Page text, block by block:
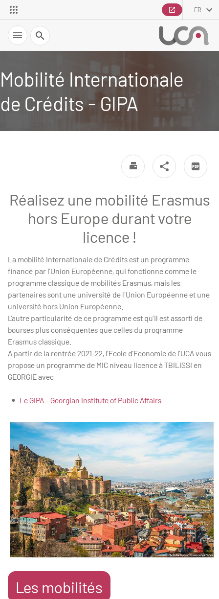
FR
Recherche
Mobilité Internationale
de Crédits - GIPA
Réalisez une mobilité Erasmus
hors Europe durant votre
licence !
La mobilité Internationale de Crédits est un programme
financé par l’Union Européenne, qui fonctionne comme le
programme classique de mobilités Erasmus, mais les
partenaires sont une université de l'Union Européenne et une
université hors Union Européenne.
L’autre particularité de ce programme est qu’il est assorti de
bourses plus conséquentes que celles du programme
Erasmus classique.
A partir de la rentrée 2021-22, l’Ecole d’Economie de l’UCA vous
propose un programme de MIC niveau licence à TBILISSI en
GEORGIE avec
Le GIPA - Georgian Institute of Public Affairs
Les mobilités